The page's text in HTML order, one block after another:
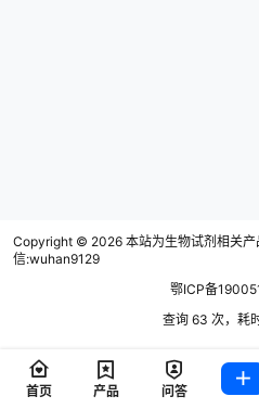
Copyright © 2026 本站为生物试剂相关
信:wuhan9129
鄂ICP备
查询 63 次，耗
首页 产品 问答